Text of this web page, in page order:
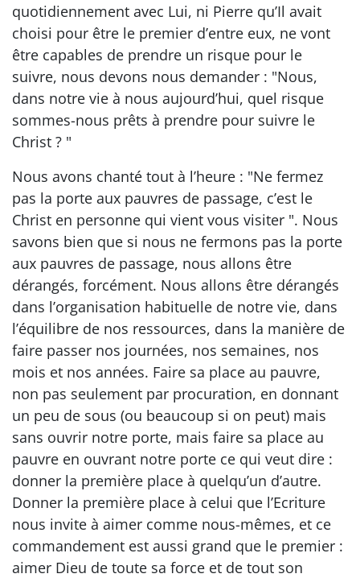
quotidiennement avec Lui, ni Pierre qu’Il avait
choisi pour être le premier d’entre eux, ne vont
être capables de prendre un risque pour le
suivre, nous devons nous demander : "Nous,
dans notre vie à nous aujourd’hui, quel risque
sommes-nous prêts à prendre pour suivre le
Christ ? "
Nous avons chanté tout à l’heure : "Ne fermez
pas la porte aux pauvres de passage, c’est le
Christ en personne qui vient vous visiter ". Nous
savons bien que si nous ne fermons pas la porte
aux pauvres de passage, nous allons être
dérangés, forcément. Nous allons être dérangés
dans l’organisation habituelle de notre vie, dans
l’équilibre de nos ressources, dans la manière de
faire passer nos journées, nos semaines, nos
mois et nos années. Faire sa place au pauvre,
non pas seulement par procuration, en donnant
un peu de sous (ou beaucoup si on peut) mais
sans ouvrir notre porte, mais faire sa place au
pauvre en ouvrant notre porte ce qui veut dire :
donner la première place à quelqu’un d’autre.
Donner la première place à celui que l’Ecriture
nous invite à aimer comme nous-mêmes, et ce
commandement est aussi grand que le premier :
aimer Dieu de toute sa force et de tout son